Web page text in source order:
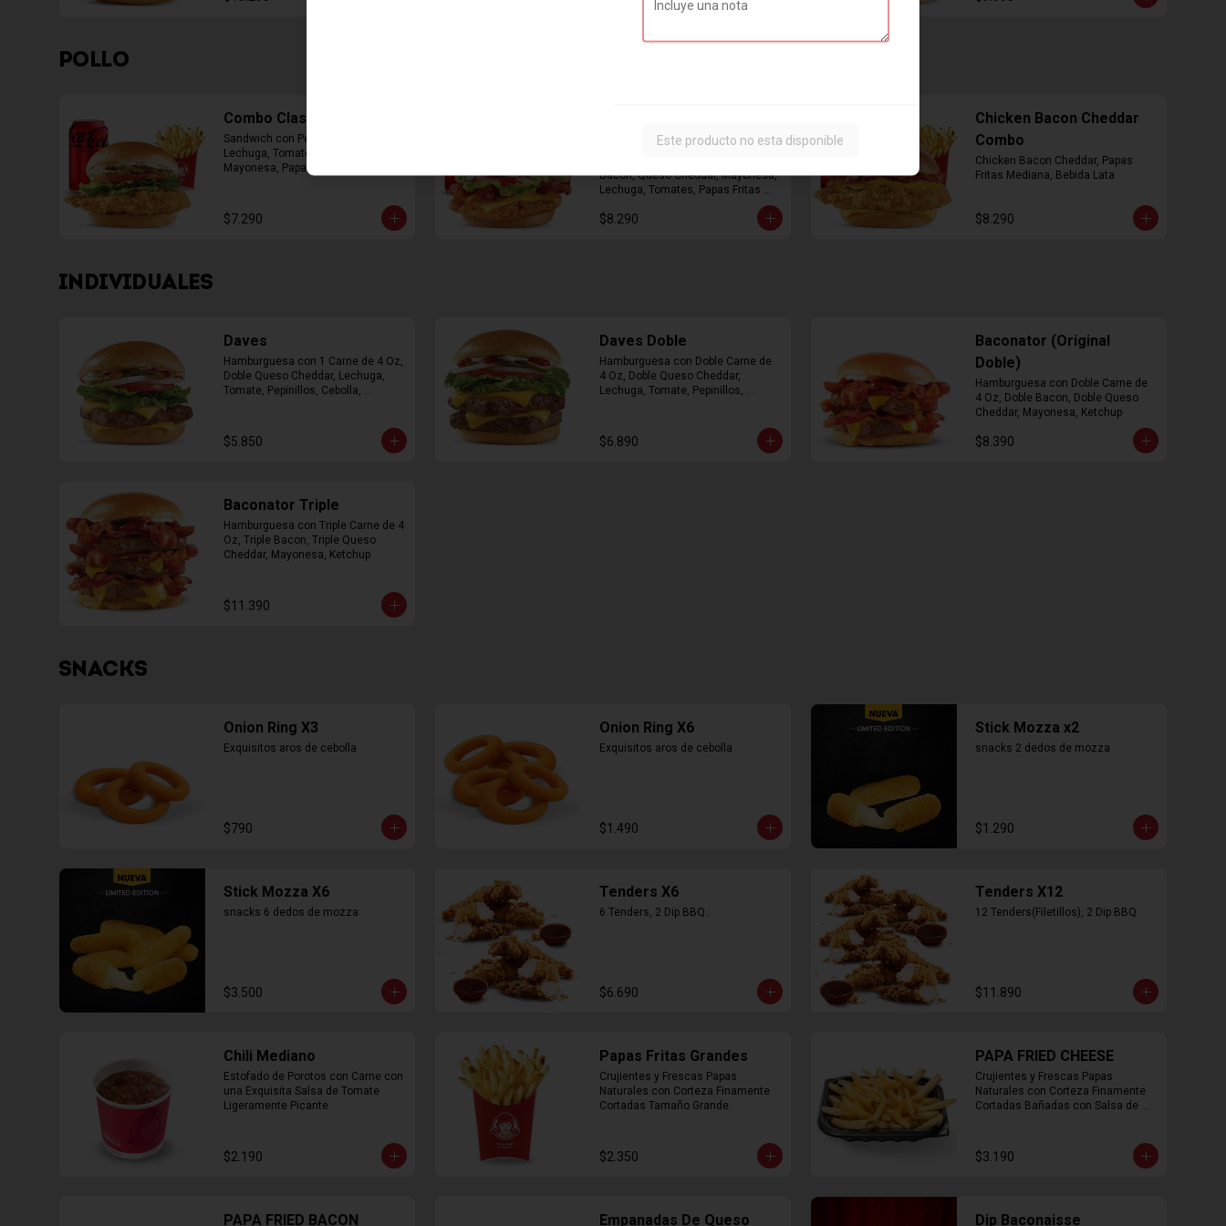
POLLO
Combo Classic Chicken
Sandwich con Pechuga Apanada,
Lechuga, Tomate, Pepinillos y
Mayonesa, Papas Fritas Mediana,
$7.290
Bacon, Queso Cheddar, Mayonesa,
Lechuga, Tomates, Papas Fritas
$8.290
Chicken Bacon Cheddar
Combo
Chicken Bacon Cheddar, Papas
Fritas Mediana, Bebida Lata
$8.290
INDIVIDUALES
Daves
Hamburguesa con 1 Carne de 4 Oz,
Doble Queso Cheddar, Lechuga,
Tomate, Pepinillos, Cebolla,
$5.850
Daves Doble
Hamburguesa con Doble Carne de
4 Oz, Doble Queso Cheddar,
Lechuga, Tomate, Pepinillos,
$6.890
Baconator (Original
Doble)
Hamburguesa con Doble Carne de
4 Oz, Doble Bacon, Doble Queso
Cheddar, Mayonesa, Ketchup
$8.390
Baconator Triple
Hamburguesa con Triple Carne de 4
Oz, Triple Bacon, Triple Queso
Cheddar, Mayonesa, Ketchup
$11.390
SNACKS
Onion Ring X3
Exquisitos aros de cebolla
$790
Onion Ring X6
Exquisitos aros de cebolla
$1.490
Stick Mozza x2
snacks 2 dedos de mozza
$1.290
Stick Mozza X6
snacks 6 dedos de mozza
$3.500
Tenders X6
6 Tenders, 2 Dip BBQ..
$6.690
Tenders X12
12 Tenders(Filetillos), 2 Dip BBQ
$11.890
Chili Mediano
Estofado de Porotos con Carne con
una Exquisita Salsa de Tomate
Ligeramente Picante
$2.190
Papas Fritas Grandes
Crujientes y Frescas Papas
Naturales con Corteza Finamente
Cortadas Tamaño Grande.
$2.350
PAPA FRIED CHEESE
Crujientes y Frescas Papas
Naturales con Corteza Finamente
Cortadas Bañadas con Salsa de
$3.190
PAPA FRIED BACON Empanadas De Queso Dip Baconaisse
Este producto no esta disponible